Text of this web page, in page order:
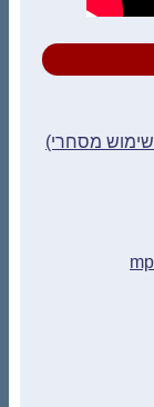
מסחרי)